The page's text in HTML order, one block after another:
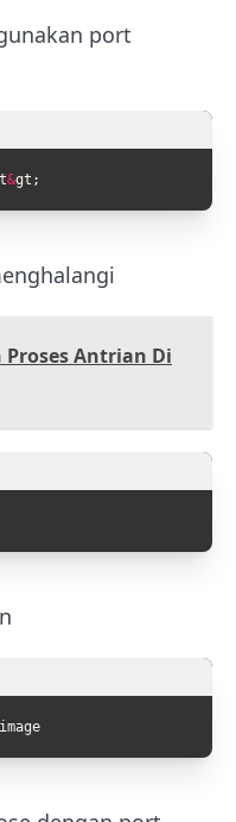
port
&gt ;
Antrian Di
image